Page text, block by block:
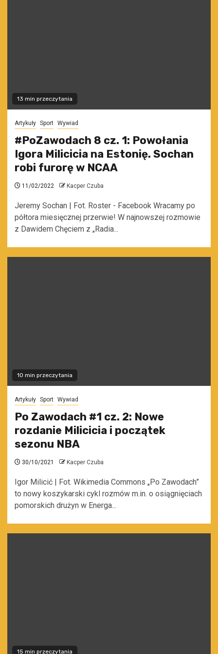
13 min przeczytania
Artykuły Sport Wywiad
#PoZawodach 8 cz. 1: Powołania
Igora Milicicia na Estonię. Sochan
robi furorę w NCAA
11/02/2022 Kacper Czuba
Jeremy Sochan | Fot. Roster - Facebook Wracamy po
półtora miesięcznej przerwie! W najnowszej rozmowie
z Dawidem Chęciem z „Radia...
10 min przeczytania
Artykuły Sport Wywiad
Po Zawodach #1 cz. 2: Nowe
rozdanie Milicicia i początek
sezonu NBA
30/10/2021 Kacper Czuba
Igor Milicić | Fot. Wikimedia Commons „Po Zawodach”
to nowy koszykarski cykl rozmów m.in. o osiągnięciach
pomorskich drużyn w Energa...
15 min przeczytania